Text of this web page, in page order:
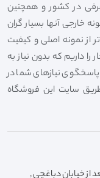
در کشور و همچنین
خارجی آنها بسیار گران
از نمونه اصلی و کیفیت
داریم که بدون نیاز به
نیازهای شما در
سایت این فروشگاه
خیابان دباغچی ,